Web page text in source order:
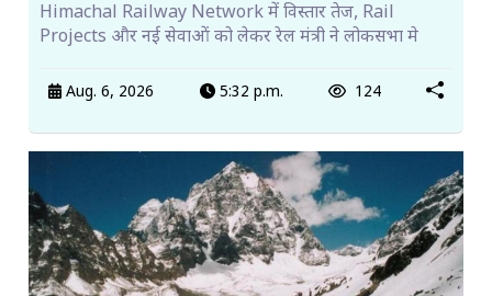
Himachal Railway Network में विस्तार तेज, Rail
Projects और नई सेवाओं को लेकर रेल मंत्री ने लोकसभा मे
Aug. 6, 2026 5:32 p.m. 124